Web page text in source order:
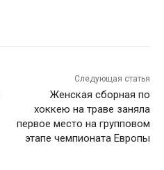
Следующая статья
Женская сборная по
хоккею на траве заняла
первое место на групповом
этапе чемпионата Европы